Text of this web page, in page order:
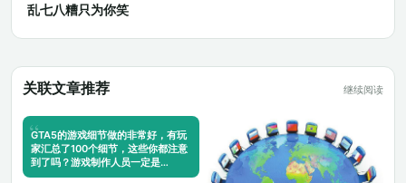
乱七八糟只为你笑
关联文章推荐 继续阅读
GTA5的游戏细节做的非常好，有玩
家汇总了100个细节，这些你都注意
到了吗？游戏制作人员一定是…